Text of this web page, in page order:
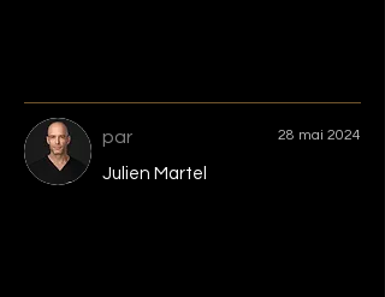
par
Julien Martel
28 mai 2024